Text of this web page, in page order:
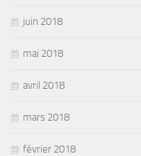
juin 2018
mai 2018
avril 2018
mars 2018
février 2018